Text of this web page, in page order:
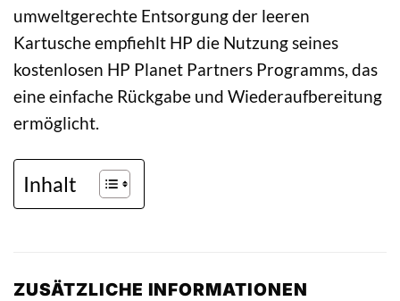
umweltgerechte Entsorgung der leeren
Kartusche empfiehlt HP die Nutzung seines
kostenlosen HP Planet Partners Programms, das
eine einfache Rückgabe und Wiederaufbereitung
ermöglicht.
Inhalt
ZUSÄTZLICHE INFORMATIONEN